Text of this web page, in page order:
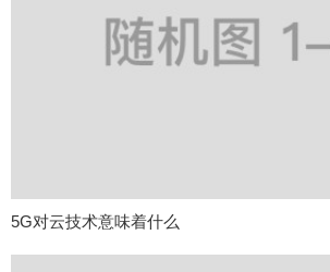
5G对云技术意味着什么